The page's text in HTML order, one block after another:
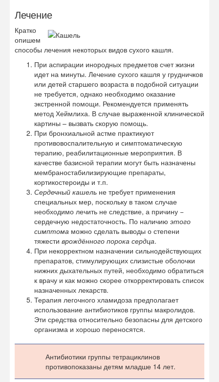
Лечение
Кратко
опишем
способы лечения некоторых видов сухого кашля.
При аспирации инородных предметов счет жизни
идет на минуты. Лечение сухого кашля у грудничков
или детей старшего возраста в подобной ситуации
не требуется, однако необходимо оказание
экстренной помощи. Рекомендуется применять
метод Хеймлиха. В случае выраженной клинической
картины – вызвать скорую помощь.
При бронхиальной астме практикуют
противовоспалительную и симптоматическую
терапию, реабилитационные мероприятия. В
качестве базисной терапии могут быть назначены
мембраностабилизирующие препараты,
кортикостероиды и т.п.
Сердечный кашель не требует применения
специальных мер, поскольку в таком случае
необходимо лечить не следствие, а причину −
сердечную недостаточность. По наличию этого
симптома можно сделать выводы о степени
тяжести врождённого порока сердца.
При некорректном назначении сильнодействующих
препаратов, стимулирующих слизистые оболочки
нижних дыхательных путей, необходимо обратиться
к врачу и как можно скорее откорректировать список
назначенных лекарств.
Терапия легочного хламидоза предполагает
использование антибиотиков группы макролидов.
Эти средства относительно безопасны для детского
организма и хорошо переносятся.
Антибиотики группы тетрациклинов
противопоказаны детям младше 14 лет.